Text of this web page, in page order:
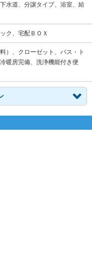
水道、分譲タイプ、浴室、給
ク、宅配ＢＯＸ
）、クローゼット、バス・ト
暖房完備、洗浄機能付き便